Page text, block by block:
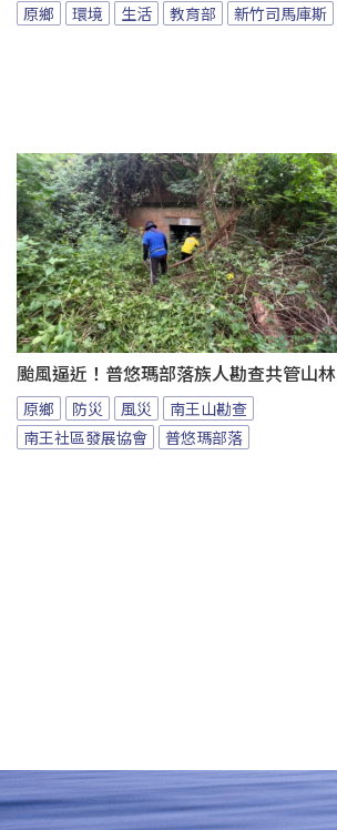
原鄉 環境 生活 教育部 新竹司馬庫斯
颱風逼近！普悠瑪部落族人勘查共管山林
原鄉 防災 風災
南王山勘查
南王社區發展協會
普悠瑪部落